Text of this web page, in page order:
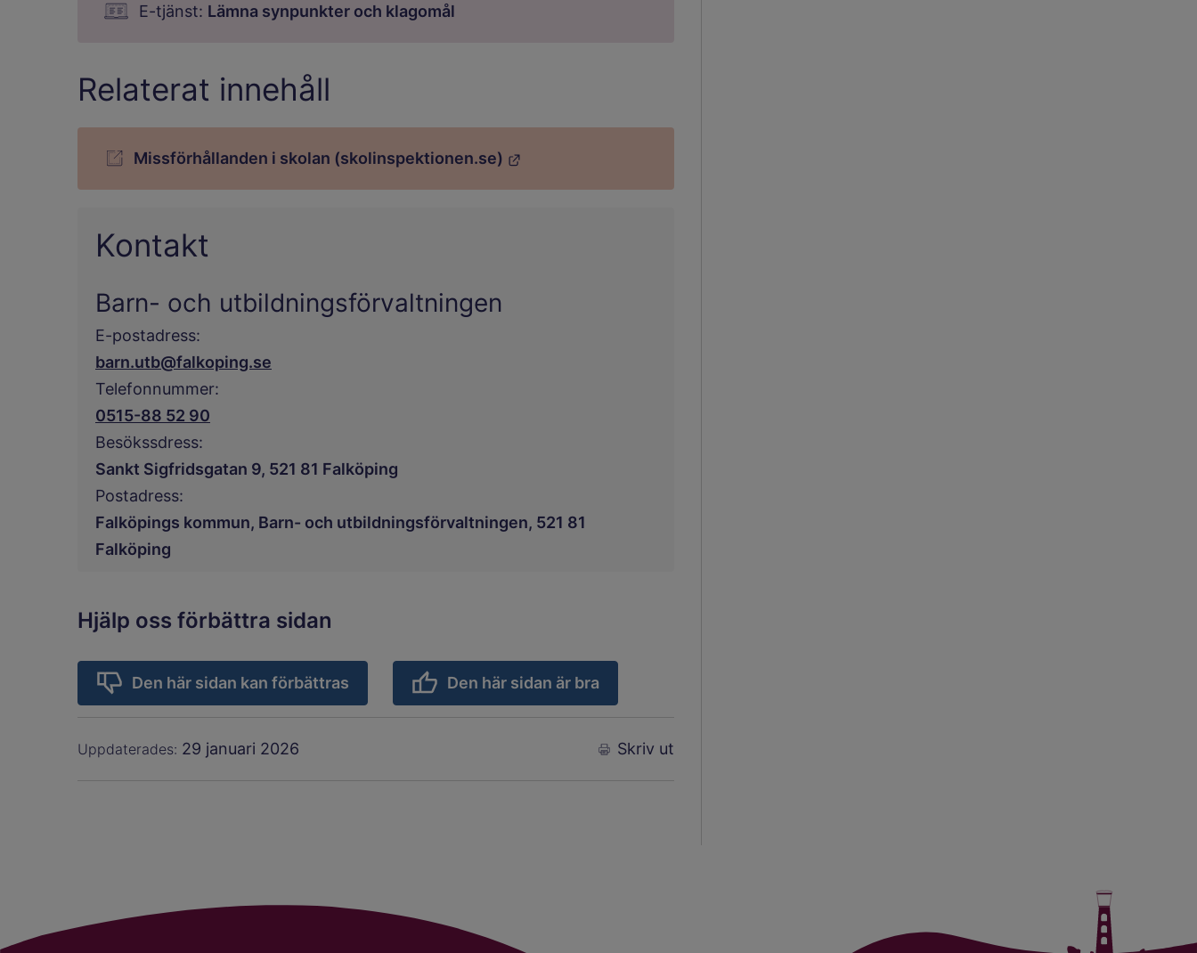
E-tjänst: Lämna synpunkter och klagomål
Relaterat innehåll
Missförhållanden i skolan (skolinspektionen.se)
Länk till annan webbplats.
Kontakt
Barn- och utbildningsförvaltningen
E-postadress:
barn.utb@falkoping.se
Telefonnummer:
0515-88 52 90
Besökssdress:
Sankt Sigfridsgatan 9, 521 81 Falköping
Postadress:
Falköpings kommun, Barn- och utbildningsförvaltningen, 521 81
Falköping
Hjälp oss förbättra sidan
Den här sidan kan förbättras Den här sidan är bra
Uppdaterades: 29 januari 2026 Skriv ut